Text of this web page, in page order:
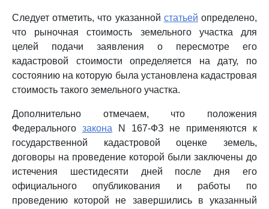
Следует отметить, что указанной статьей определено,
что рыночная стоимость земельного участка для
целей подачи заявления о пересмотре его
кадастровой стоимости определяется на дату, по
состоянию на которую была установлена кадастровая
стоимость такого земельного участка.
Дополнительно отмечаем, что положения
Федерального закона N 167-ФЗ не применяются к
государственной кадастровой оценке земель,
договоры на проведение которой были заключены до
истечения шестидесяти дней после дня его
официального опубликования и работы по
проведению которой не завершились в указанный